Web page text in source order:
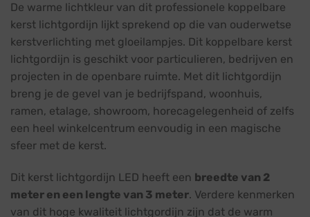
De warme lichtkleur van dit professionele koppelbare
kerst lichtgordijn lijkt sprekend op die van ouderwetse
kerstverlichting met gloeilampjes. Dit koppelbare kerst
lichtgordijn is geschikt voor particulieren, bedrijven en
projecten in de openbare ruimte. Met dit lichtgordijn
breng je de gevel van je bedrijfspand, woonhuis,
ramen, etalage, showroom, horecagelegenheid of zelfs
een heel winkelcentrum eenvoudig in een magische
sfeer met de kerst.
Dit kerst lichtgordijn LED heeft een breedte van 2
meter en een lengte van 3 meter. Verdere kenmerken
van dit hoge kwaliteit lichtgordijn zijn dat de warm